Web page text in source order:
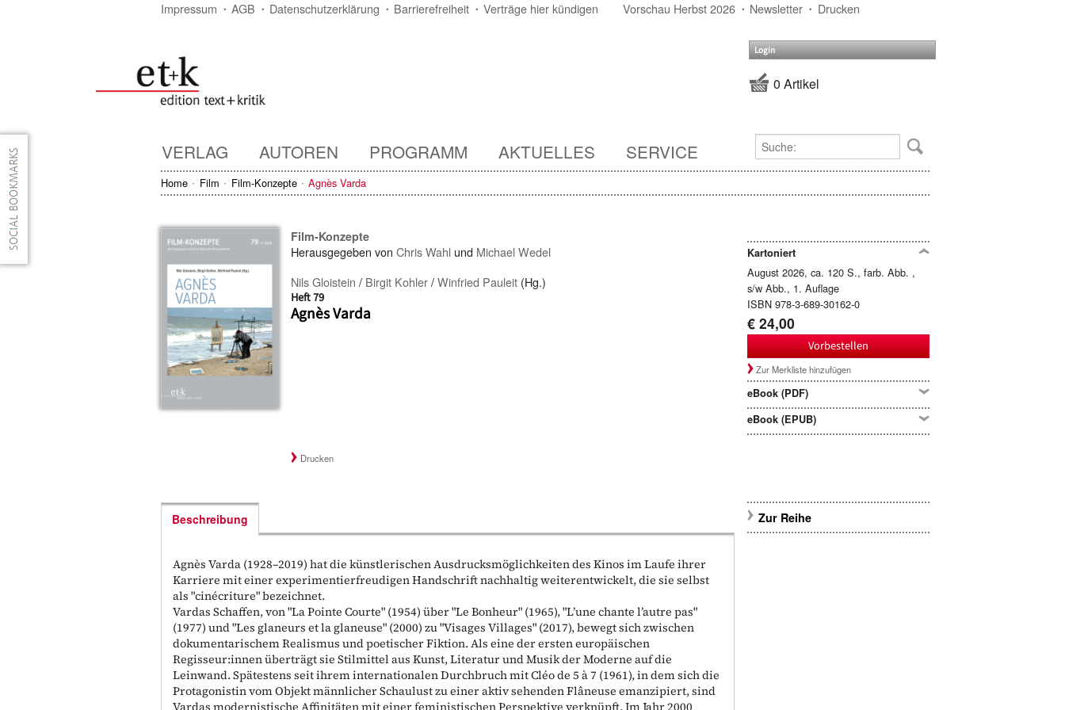
Impressum AGB Datenschutzerklärung Barrierefreiheit Verträge hier kündigen Vorschau Herbst 2026 Newsletter Drucken
Login
0 Artikel
VERLAG AUTOREN PROGRAMM AKTUELLES SERVICE
Home Film Film-Konzepte Agnès Varda
Film-Konzepte
Herausgegeben vonChris Wahl und Michael Wedel
Nils Gloistein / Birgit Kohler/Winfried Pauleit (Hg.)
Heft 79
Agnès Varda
Kartoniert
August 2026, ca. 120 S., farb. Abb. ,
s/w Abb., 1. Auflage
ISBN 978-3-689-30162-0
€ 24,00
Vorbestellen
Zur Merkliste hinzufügen
eBook (PDF)
eBook (EPUB)
Drucken
Beschreibung
Agnès Varda (1928–2019) hat die künstlerischen Ausdrucksmöglichkeiten des Kinos im Laufe ihrer
Karriere mit einer experimentierfreudigen Handschrift nachhaltig weiterentwickelt, die sie selbst
als "cinécriture" bezeichnet.
Vardas Schaffen, von "La Pointe Courte" (1954) über "Le Bonheur" (1965), "L’une chante l’autre pas"
(1977) und "Les glaneurs et la glaneuse" (2000) zu "Visages Villages" (2017), bewegt sich zwischen
dokumentarischem Realismus und poetischer Fiktion. Als eine der ersten europäischen
Regisseur:innen überträgt sie Stilmittel aus Kunst, Literatur und Musik der Moderne auf die
Leinwand. Spätestens seit ihrem internationalen Durchbruch mit Cléo de 5 à 7 (1961), in dem sich die
Protagonistin vom Objekt männlicher Schaulust zu einer aktiv sehenden Flâneuse emanzipiert, sind
Vardas modernistische Affinitäten mit einer feministischen Perspektive verknüpft. Im Jahr 2000
Zur Reihe